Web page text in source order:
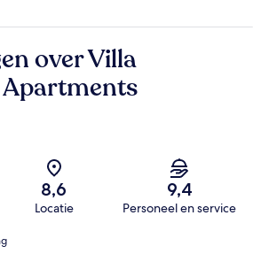
over Villa
8,6
Locatie
9,4
Personeel en service